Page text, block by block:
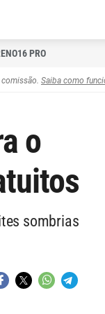
PRO
Saiba como
o
sombrias